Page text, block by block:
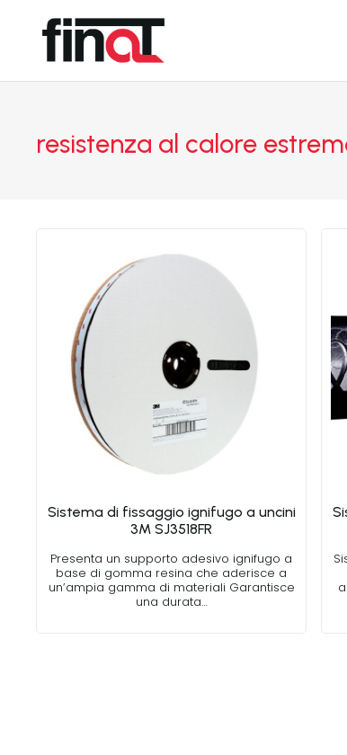
resistenza al calore
Sistema di fissaggio ignifugo a uncini
3M SJ3518FR
Presenta un supporto adesivo ignifugo a
base di gomma resina che aderisce a
un’ampia gamma di materiali Garantisce
una durata…